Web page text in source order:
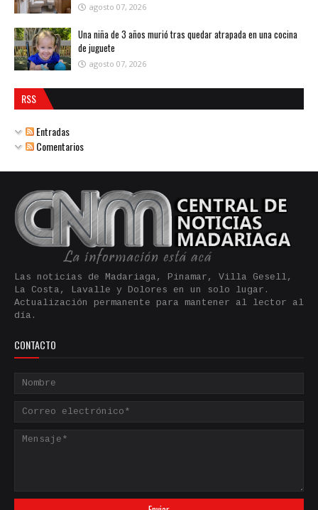
agosto 07, 2026
Una niña de 3 años murió tras quedar atrapada en una cocina
de juguete
agosto 07, 2026
RSS
Entradas
Comentarios
Las noticias de Madariaga, Pinamar, Villa Gesell,
La Costa, Lavalle y Dolores en un solo lugar.
Actualización permanente para mantener al lector al
día.
CONTACTO